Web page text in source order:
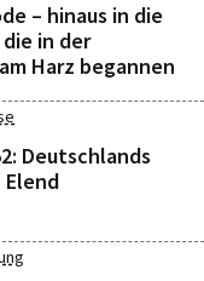
– hinaus in die
in der
Harz begannen
Deutschlands